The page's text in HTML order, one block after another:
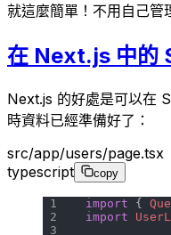
就這麼簡單！不用自己
在 Next.js 中的
Next.js 的好處是可以在
時資料已經準備好了：
src/app/users/page.tsx
typescript
copy
import {
import